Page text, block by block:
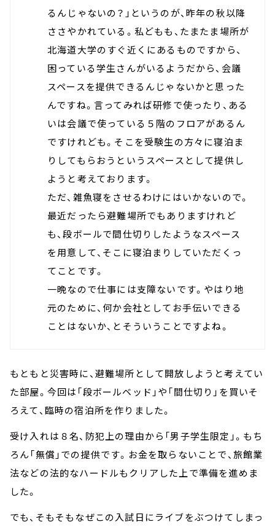
るんじゃないの？」というのが、昨年の秋以降
ささやかれている。私どもも、たまたま場所が
北海道大学のすぐ近くにあるものですから、
困っている学生さんがいるようだから、会議
スペースを提供できるんじゃないかと思った
んですね。言ってみれば研修で使ったり、ある
いは会議で使っている５階のフロアがあるん
ですけれども。そこを受験生の方々に寝泊ま
りしてもらおうというスペースとして提供し
ようと考えております。
ただ、雑魚寝をさせるわけにはいかないので。
最近だったら避難場所でもありますけれど
も、段ボールで間仕切りしたようなスペース
を用意して、そこに寝泊まりしていただくっ
てことです。
一晩なので仕事には支障ないです。やはり地
元のために、何か会社としてお手伝いできる
ことはないか、とそういうことですよね。
もともと災害時に、避難場所として開放しようと考えてい
た部屋。今回は「段ボールベッド」や「間仕切り」を買いそ
ろえて、臨時の宿泊所を作りました。
受け入れは８名、防犯上の理由から「男子学生限定」。もち
ろん「無償」での提供です。お金を取らないことで、旅館業
法などの法的なハードルもクリアした上で準備を進めま
した。
でも、そもそもなぜこの入試日にライブをぶつけてしまっ